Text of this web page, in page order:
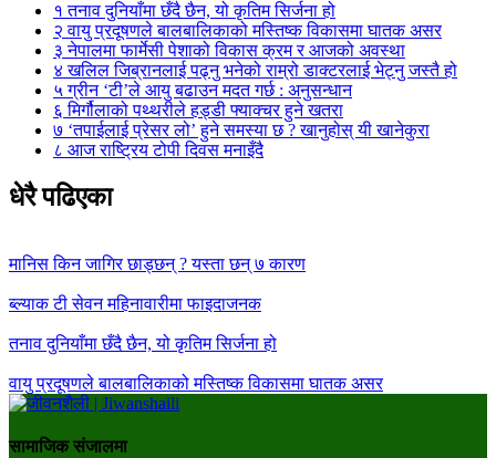
१ तनाव दुनियाँमा छँदै छैन, यो कृतिम सिर्जना हो
२ वायु प्रदूषणले बालबालिकाको मस्तिष्क विकासमा घातक असर
३ नेपालमा फार्मेसी पेशाको विकास क्रम र आजको अवस्था
४ खलिल जिब्रानलाई पढ्नु भनेको राम्रो डाक्टरलाई भेट्नु जस्तै हो
५ग्रीन ‘टी’ले आयु बढाउन मदत गर्छ : अनुसन्धान
६ मिर्गौलाको पथ्थरीले हड्डी फ्याक्चर हुने खतरा
७ ‘तपाईलाई प्रेसर लो’ हुने समस्या छ ? खानुहोस् यी खानेकुरा
८ आज राष्ट्रिय टोपी दिवस मनाइँदै
धेरै पढिएका
मानिस किन जागिर छाड्छन् ? यस्ता छन् ७ कारण
ब्ल्याक टी सेवन महिनावारीमा फाइदाजनक
तनाव दुनियाँमा छँदै छैन, यो कृतिम सिर्जना हो
वायु प्रदूषणले बालबालिकाको मस्तिष्क विकासमा घातक असर
सामाजिक संजालमा